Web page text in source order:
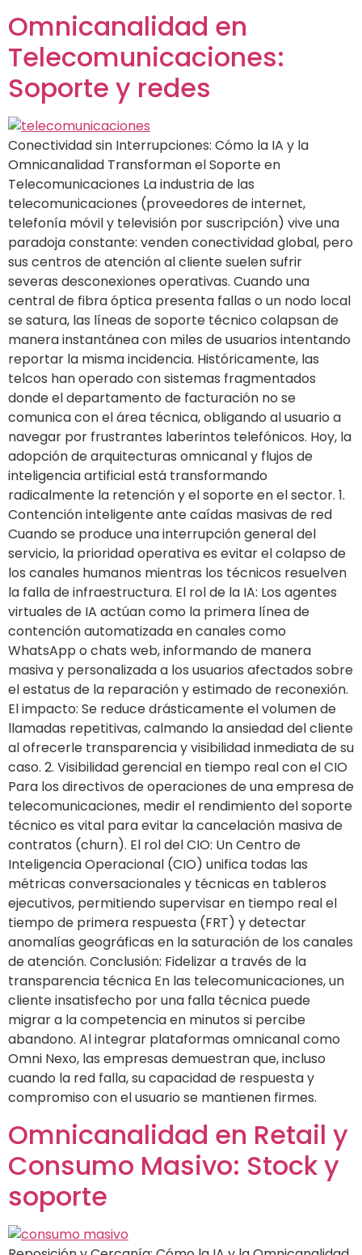
Omnicanalidad en
Telecomunicaciones:
Soporte y redes
Conectividad sin Interrupciones: Cómo la IA y la
Omnicanalidad Transforman el Soporte en
Telecomunicaciones La industria de las
telecomunicaciones (proveedores de internet,
telefonía móvil y televisión por suscripción) vive una
paradoja constante: venden conectividad global, pero
sus centros de atención al cliente suelen sufrir
severas desconexiones operativas. Cuando una
central de fibra óptica presenta fallas o un nodo local
se satura, las líneas de soporte técnico colapsan de
manera instantánea con miles de usuarios intentando
reportar la misma incidencia. Históricamente, las
telcos han operado con sistemas fragmentados
donde el departamento de facturación no se
comunica con el área técnica, obligando al usuario a
navegar por frustrantes laberintos telefónicos. Hoy, la
adopción de arquitecturas omnicanal y flujos de
inteligencia artificial está transformando
radicalmente la retención y el soporte en el sector. 1.
Contención inteligente ante caídas masivas de red
Cuando se produce una interrupción general del
servicio, la prioridad operativa es evitar el colapso de
los canales humanos mientras los técnicos resuelven
la falla de infraestructura. El rol de la IA: Los agentes
virtuales de IA actúan como la primera línea de
contención automatizada en canales como
WhatsApp o chats web, informando de manera
masiva y personalizada a los usuarios afectados sobre
el estatus de la reparación y estimado de reconexión.
El impacto: Se reduce drásticamente el volumen de
llamadas repetitivas, calmando la ansiedad del cliente
al ofrecerle transparencia y visibilidad inmediata de su
caso. 2. Visibilidad gerencial en tiempo real con el CIO
Para los directivos de operaciones de una empresa de
telecomunicaciones, medir el rendimiento del soporte
técnico es vital para evitar la cancelación masiva de
contratos (churn). El rol del CIO: Un Centro de
Inteligencia Operacional (CIO) unifica todas las
métricas conversacionales y técnicas en tableros
ejecutivos, permitiendo supervisar en tiempo real el
tiempo de primera respuesta (FRT) y detectar
anomalías geográficas en la saturación de los canales
de atención. Conclusión: Fidelizar a través de la
transparencia técnica En las telecomunicaciones, un
cliente insatisfecho por una falla técnica puede
migrar a la competencia en minutos si percibe
abandono. Al integrar plataformas omnicanal como
Omni Nexo, las empresas demuestran que, incluso
cuando la red falla, su capacidad de respuesta y
compromiso con el usuario se mantienen firmes.
Omnicanalidad en Retail y
Consumo Masivo: Stock y
soporte